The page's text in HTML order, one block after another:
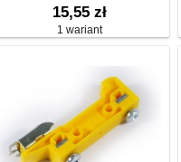
15,55 zł
1 wariant